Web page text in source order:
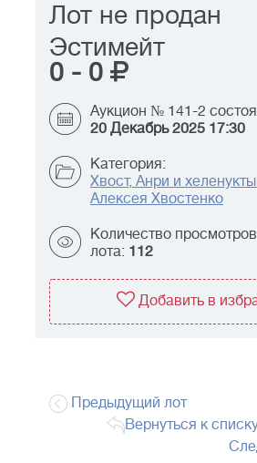
Лот не продан
Эстимейт
0 - 0
Аукцион № 141-2
20 Декабрь 2025 17:30
Категория:
Хвост, Анри и
Алексея Хвостенко
Количество просмотров
лота: 112
Добавить в
Предыдущий лот
Вернуться к